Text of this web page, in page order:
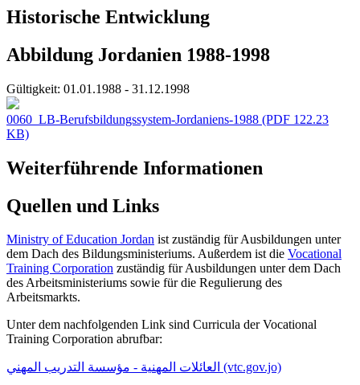
Historische Entwicklung
Abbildung Jordanien 1988-1998
Gültigkeit: 01.01.1988 - 31.12.1998
0060_LB-Berufsbildungssystem-Jordaniens-1988 (PDF 122.23
KB)
Weiterführende Informationen
Quellen und Links
Ministry of Education Jordan ist zuständig für Ausbildungen unter
dem Dach des Bildungsministeriums. Außerdem ist die Vocational
Training Corporation zuständig für Ausbildungen unter dem Dach
des Arbeitsministeriums sowie für die Regulierung des
Arbeitsmarkts.
Unter dem nachfolgenden Link sind Curricula der Vocational
Training Corporation abrufbar:
العائلات المهنية - مؤسسة التدريب المهني (vtc.gov.jo)